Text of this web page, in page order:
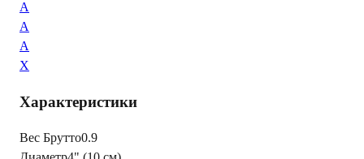
A
A
A
X
Характеристики
Вес Брутто0.9